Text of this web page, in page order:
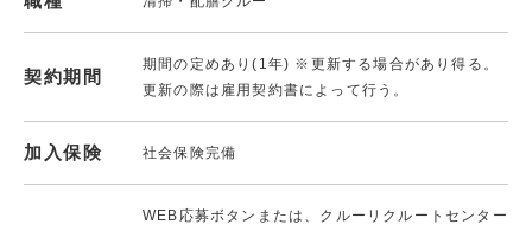
契約期間
期間の定めあり(1年) ※更新する場合があり得る。
更新の際は雇用契約書によって行う。
加入保険 社会保険完備
WEB応募ボタンまたは、クルーリクルートセンター